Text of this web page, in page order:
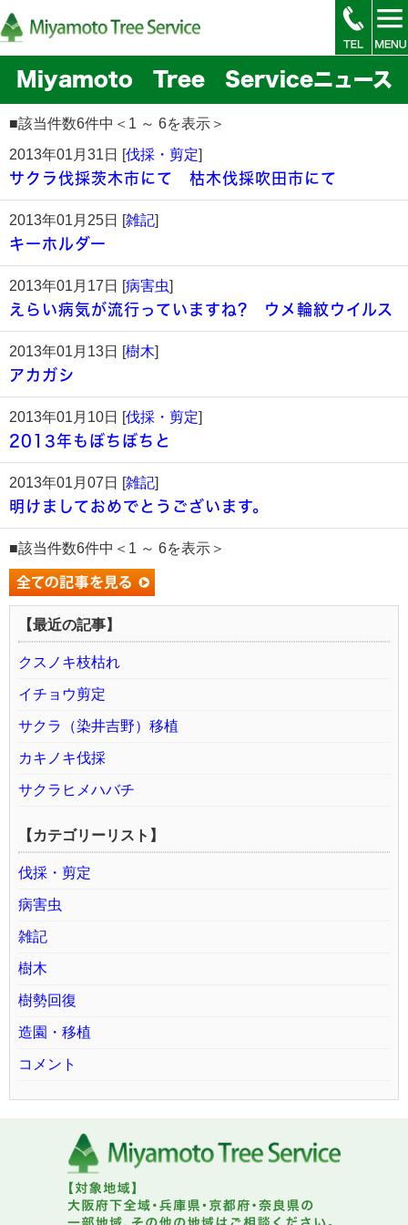
Miyamoto Tree Serviceニュース
■該当件数6件中＜1 ～ 6を表示＞
2013年01月31日 [伐採・剪定]
サクラ伐採茨木市にて 枯木伐採吹田市にて
2013年01月25日 [雑記]
キーホルダー
2013年01月17日 [病害虫]
えらい病気が流行っていますね? ウメ輪紋ウイルス
2013年01月13日 [樹木]
アカガシ
2013年01月10日 [伐採・剪定]
2013年もぼちぼちと
2013年01月07日 [雑記]
明けましておめでとうございます。
■該当件数6件中＜1 ～ 6を表示＞
【最近の記事】
クスノキ枝枯れ
イチョウ剪定
サクラ（染井吉野）移植
カキノキ伐採
サクラヒメハバチ
【カテゴリーリスト】
伐採・剪定
病害虫
雑記
樹木
樹勢回復
造園・移植
コメント